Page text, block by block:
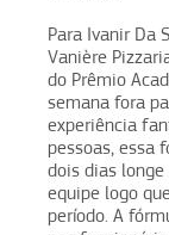
Para Ivanir Da
Vanière
do Prêmio
semana fora
experiência
pessoas, essa
dois dias longe
equipe logo
período. A